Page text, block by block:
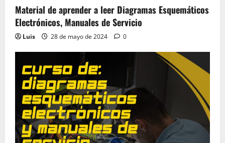
Material de aprender a leer Diagramas Esquemáticos
Electrónicos, Manuales de Servicio
Luis 28 de mayo de 2024 0